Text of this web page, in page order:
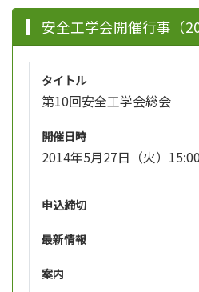
安全工学会開催行事（
タイトル
第10回安全工学会総会
開催日時
2014年5月27日（火）
申込締切
最新情報
案内